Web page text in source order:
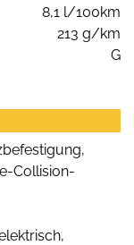
8,1 l/100km
213 g/km
G
Collision-